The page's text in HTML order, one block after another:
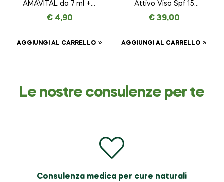
AMAVITAL da 7 ml + 7
ml
€ 4,90
AGGIUNGI AL CARRELLO
Attivo Viso Spf 15
AMAVITAL da 50 ml
€ 39,00
AGGIUNGI AL CARRELLO
Le nostre consulenze per te
Consulenza medica per cure naturali